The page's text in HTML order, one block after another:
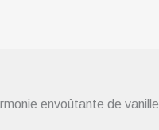
envoûtante de vanille